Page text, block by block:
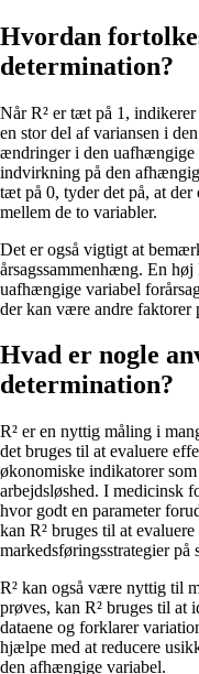
Hvordan
determination?
Når R² er tæt på 1,
en stor del af variansen i
ændringer i den uafhængige
indvirkning på den
tæt på 0, tyder det på, at
mellem de to variabler.
Det er også vigtigt at
årsagssammenhæng. En
uafhængige variabel
der kan være andre faktorer
Hvad er nogle
determination?
R² er en nyttig måling i
det bruges til at evaluere
økonomiske indikatorer
arbejdsløshed. I medicinsk
hvor godt en parameter
kan R² bruges til at
markedsføringsstrategier på
R² kan også være nyttig til
prøves, kan R² bruges til at
dataene og forklarer
hjælpe med at reducere
den afhængige variabel.